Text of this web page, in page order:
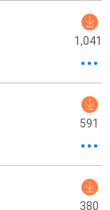
1,041
591
380